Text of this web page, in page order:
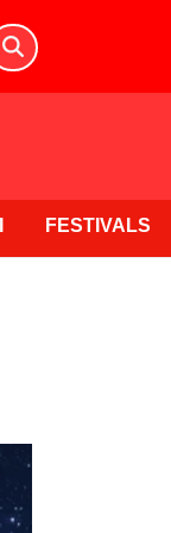
FESTIVALS